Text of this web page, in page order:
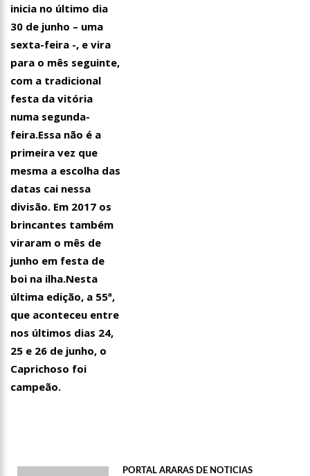
inicia no último dia
30 de junho – uma
sexta-feira -, e vira
para o mês seguinte,
com a tradicional
festa da vitória
numa segunda-
feira.Essa não é a
primeira vez que
mesma a escolha das
datas cai nessa
divisão. Em 2017 os
brincantes também
viraram o mês de
junho em festa de
boi na ilha.Nesta
última edição, a 55ª,
que aconteceu entre
nos últimos dias 24,
25 e 26 de junho, o
Caprichoso foi
campeão.
PORTAL ARARAS DE NOTICIAS